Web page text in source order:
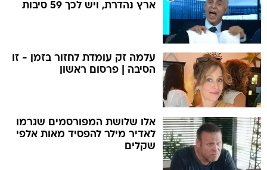
ארץ נהדרת, ויש לכך 59 סיבות
עלמה זק עומדת לחזור בזמן - זו
הסיבה | פרסום ראשון
אלו שלושת המפורסמים שגרמו
לאדיר מילר להפסיד מאות אלפי
שקלים